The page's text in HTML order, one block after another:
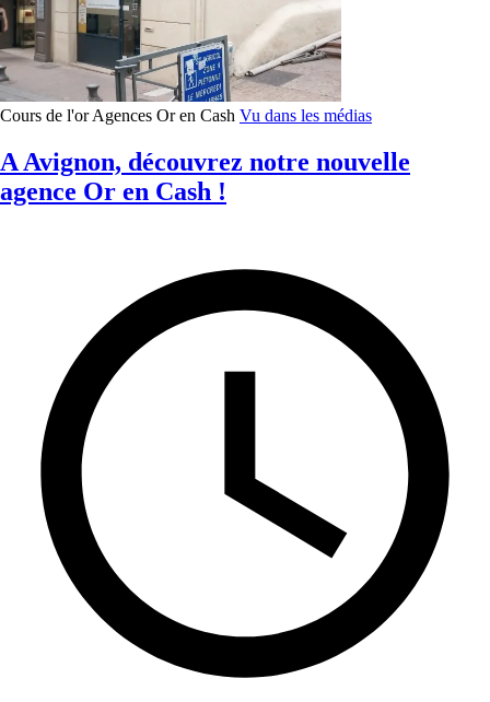
Cours de l'or Agences Or en Cash Vu dans les médias
A Avignon, découvrez notre nouvelle
agence Or en Cash !